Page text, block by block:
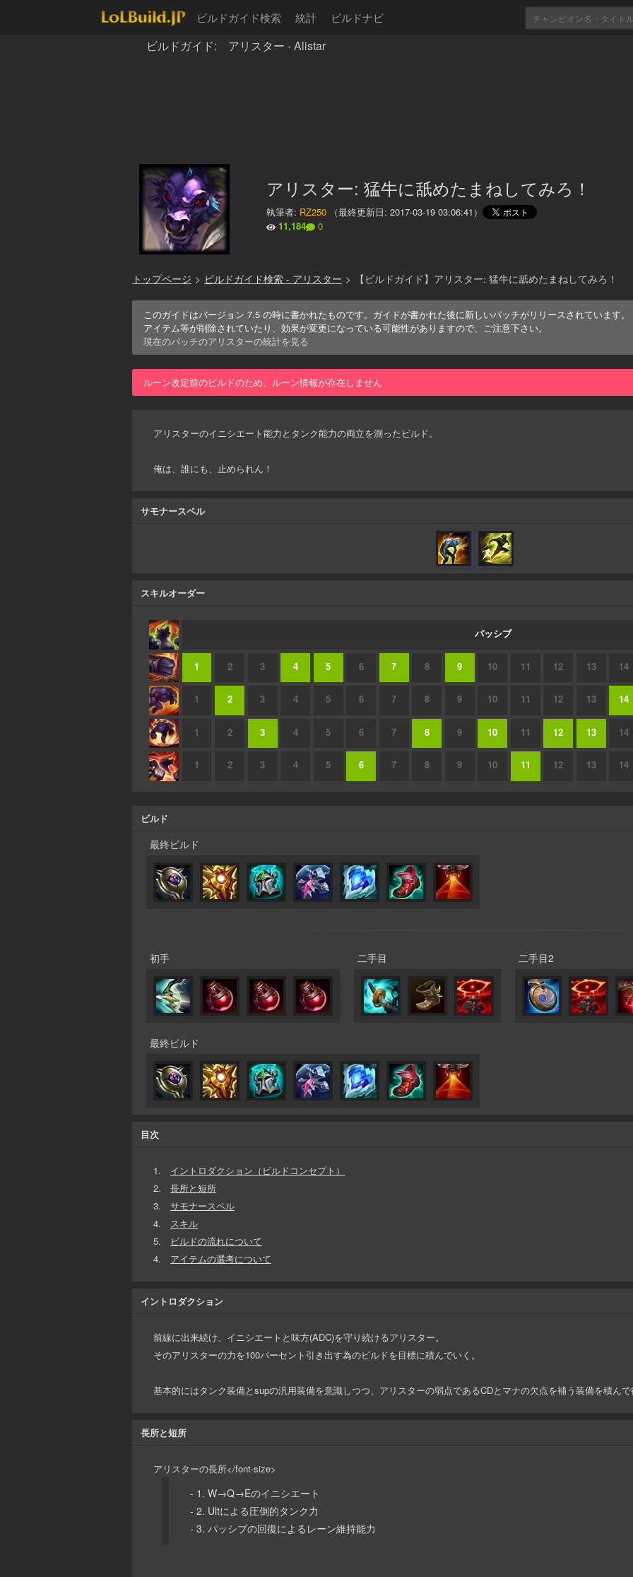
ビルドガイド検索 統計 ビルドナビ
ビルドガイド: アリスター - Alistar
アリスター: 猛牛に舐めたまねしてみろ！
執筆者: RZ250 （最終更新日: 2017-03-19 03:06:41 ）
11,184
0
トップページ > ビルドガイド検索 - アリスター > 【ビルドガイド】アリスター: 猛牛に舐めたまねしてみろ！
このガイドはバージョン7.5 の時に書かれたものです。ガイドが書かれた後に新しいパッチがリリースされています。
アイテム等が削除されていたり、効果が変更になっている可能性がありますので、ご注意下さい。
現在のパッチのアリスターの統計を見る
ルーン改定前のビルドのため、ルーン情報が存在しません
アリスターのイニシエート能力とタンク能力の両立を測ったビルド。
俺は、誰にも、止められん！
サモナースペル
スキルオーダー
パッシブ
1 2 3 4 5 6 7 8 9 10 11 12 13 14
1 2 3 4 5 6 7 8 9 10 11 12 13 14
1 2 3 4 5 6 7 8 9 10 11 12 13 14
1 2 3 4 5 6 7 8 9 10 11 12 13 14
ビルド
最終ビルド
初手 二手目 二手目2
最終ビルド
目次
1. イントロダクション（ビルドコンセプト）
2. 長所と短所
3. サモナースペル
4.
スキル
5.
ビルドの流れについて
4. アイテムの選考について
イントロダクション
前線に出来続け、イニシエートと味方(ADC)を守り続けるアリスター。
そのアリスターの力を100パーセント引き出す為のビルドを目標に積んでいく。
基本的にはタンク装備とsupの汎用装備を意識しつつ、アリスターの弱点であるCDとマナの欠点を補う装備を積ん
長所と短所
アリスターの長所</font-size>
- 1. W→Q→Eのイニシエート
- 2. Ultによる圧倒的タンク力
- 3. パッシブの回復によるレーン維持能力